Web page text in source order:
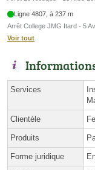
Ligne 4807, à 237 m
Arrêt College JMG Itard - 5
Voir tout
Services
Clientèle
Produits
Forme juridique